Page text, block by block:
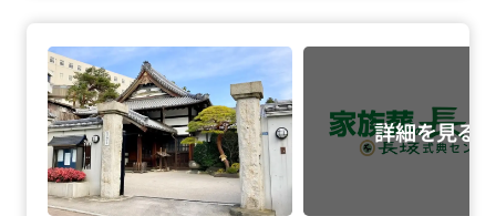
上宮寺会館の詳細へ